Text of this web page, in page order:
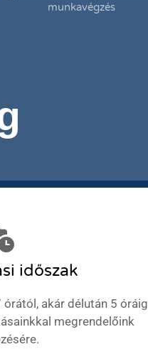
munkavégzés
időszak
akár délután 5 óráig
megrendelőink